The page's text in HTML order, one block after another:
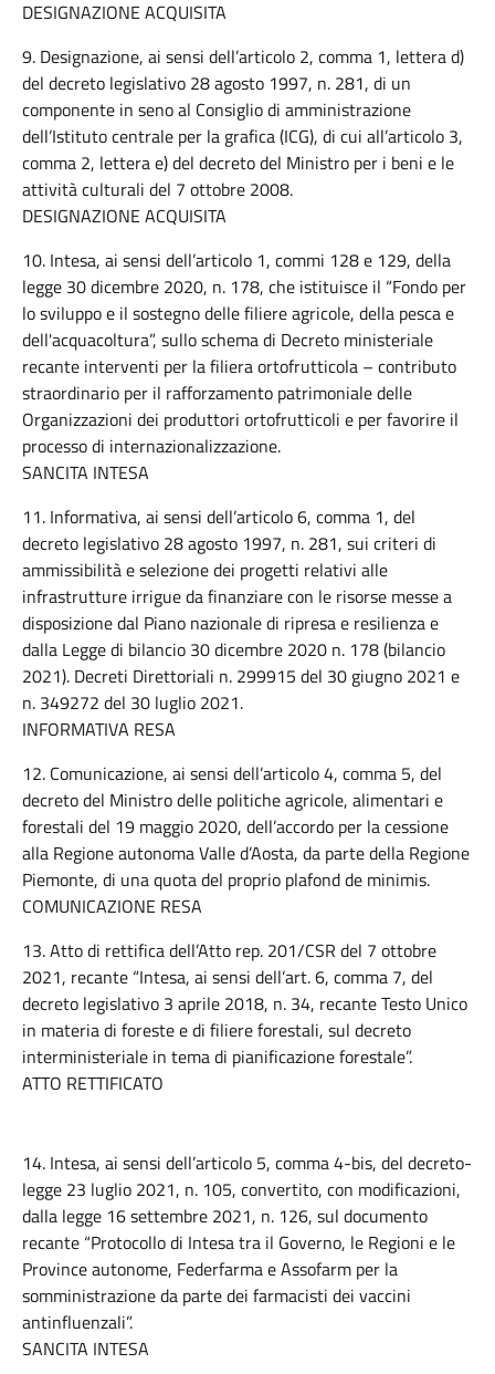
DESIGNAZIONE ACQUISITA
9. Designazione, ai sensi dell’articolo 2, comma 1, lettera d)
del decreto legislativo 28 agosto 1997, n. 281, di un
componente in seno al Consiglio di amministrazione
dell’Istituto centrale per la grafica (ICG), di cui all’articolo 3,
comma 2, lettera e) del decreto del Ministro per i beni e le
attività culturali del 7 ottobre 2008.
DESIGNAZIONE ACQUISITA
10. Intesa, ai sensi dell’articolo 1, commi 128 e 129, della
legge 30 dicembre 2020, n. 178, che istituisce il “Fondo per
lo sviluppo e il sostegno delle filiere agricole, della pesca e
dell'acquacoltura”, sullo schema di Decreto ministeriale
recante interventi per la filiera ortofrutticola – contributo
straordinario per il rafforzamento patrimoniale delle
Organizzazioni dei produttori ortofrutticoli e per favorire il
processo di internazionalizzazione.
SANCITA INTESA
11. Informativa, ai sensi dell’articolo 6, comma 1, del
decreto legislativo 28 agosto 1997, n. 281, sui criteri di
ammissibilità e selezione dei progetti relativi alle
infrastrutture irrigue da finanziare con le risorse messe a
disposizione dal Piano nazionale di ripresa e resilienza e
dalla Legge di bilancio 30 dicembre 2020 n. 178 (bilancio
2021). Decreti Direttoriali n. 299915 del 30 giugno 2021 e
n. 349272 del 30 luglio 2021.
INFORMATIVA RESA
12. Comunicazione, ai sensi dell’articolo 4, comma 5, del
decreto del Ministro delle politiche agricole, alimentari e
forestali del 19 maggio 2020, dell’accordo per la cessione
alla Regione autonoma Valle d’Aosta, da parte della Regione
Piemonte, di una quota del proprio plafond de minimis.
COMUNICAZIONE RESA
13. Atto di rettifica dell’Atto rep. 201/CSR del 7 ottobre
2021, recante “Intesa, ai sensi dell’art. 6, comma 7, del
decreto legislativo 3 aprile 2018, n. 34, recante Testo Unico
in materia di foreste e di filiere forestali, sul decreto
interministeriale in tema di pianificazione forestale”.
ATTO RETTIFICATO
14. Intesa, ai sensi dell’articolo 5, comma 4-bis, del decreto-
legge 23 luglio 2021, n. 105, convertito, con modificazioni,
dalla legge 16 settembre 2021, n. 126, sul documento
recante “Protocollo di Intesa tra il Governo, le Regioni e le
Province autonome, Federfarma e Assofarm per la
somministrazione da parte dei farmacisti dei vaccini
antinfluenzali”.
SANCITA INTESA